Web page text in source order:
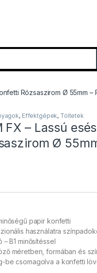
Rózsaszirom Ø 55mm –
, Effektgépek, Töltetek
FX – Lassú
Ø
raktáron
papir konfetti
használatra
– B1 minősítéssel
méretben, formában és
be csomagolva a konfetti